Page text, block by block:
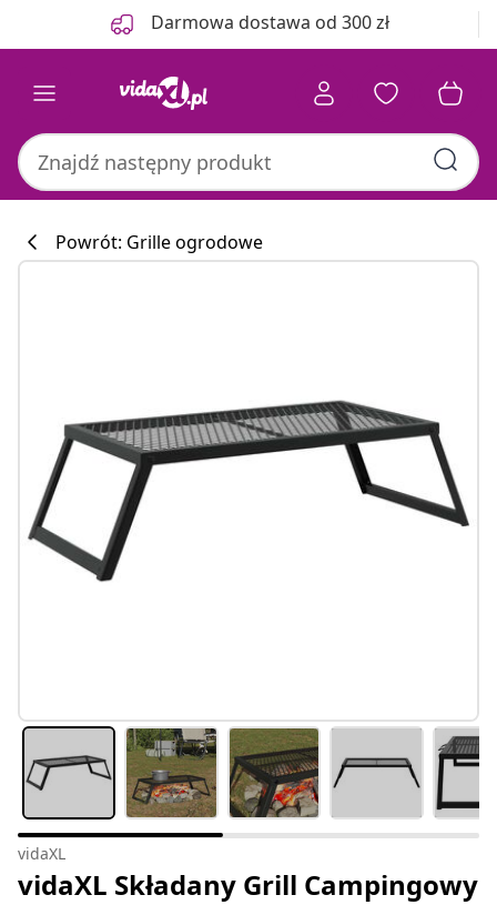
Darmowa dostawa od 300 zł
Powrót: Grille ogrodowe
vidaXL
vidaXL Składany Grill Campingowy